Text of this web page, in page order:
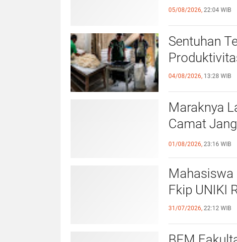
05/08/2026, 22:04 WIB
Sentuhan
04/08/2026, 13:28 WIB
Maraknya
Camat
01/08/2026, 23:16 WIB
Mahasiswa
Fkip UNIKI
31/07/2026, 22:12 WIB